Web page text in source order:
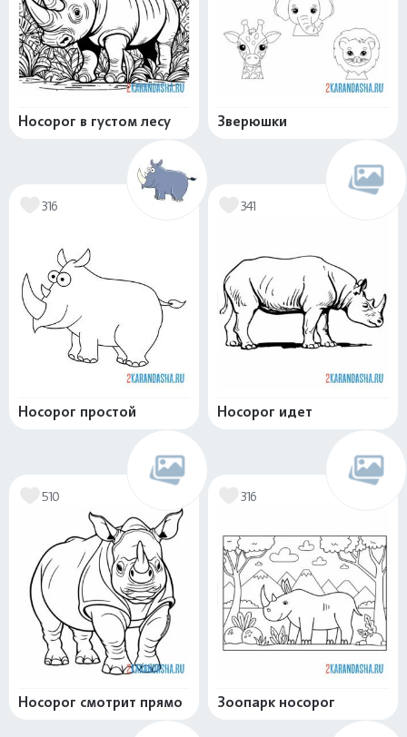
Носорог в густом лесу Зверюшки
316
Носорог простой
341
Носорог идет
510
Носорог смотрит прямо
316
Зоопарк носорог